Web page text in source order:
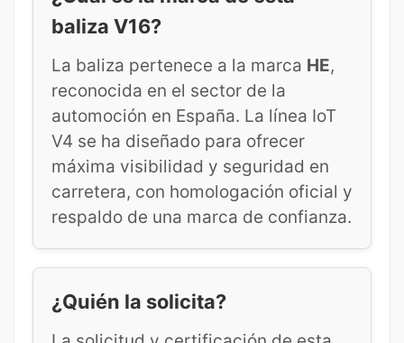
baliza V16?
La baliza pertenece a la marca HE,
reconocida en el sector de la
automoción en España. La línea IoT
V4 se ha diseñado para ofrecer
máxima visibilidad y seguridad en
carretera, con homologación oficial y
respaldo de una marca de confianza.
¿Quién la solicita?